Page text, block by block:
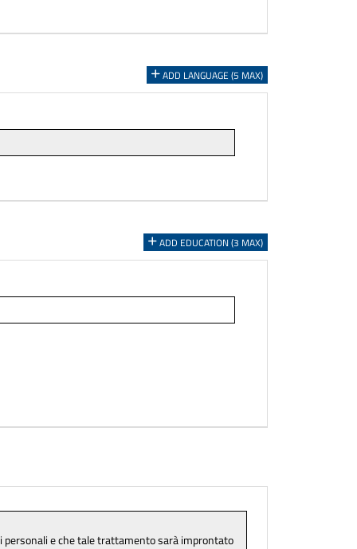
ADD LANGUAGE (5 MAX)
ADD EDUCATION (3 MAX)